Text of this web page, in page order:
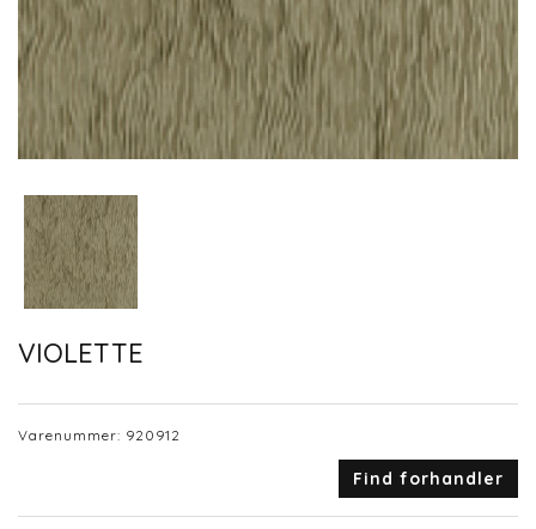
VIOLETTE
Varenummer: 920912
Find forhandler